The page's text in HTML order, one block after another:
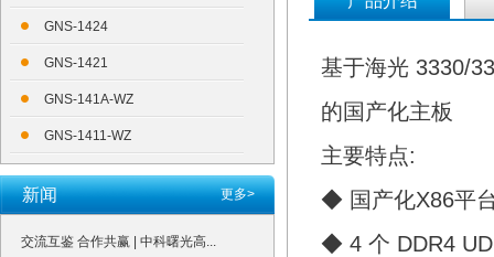
GNS-1424
GNS-1421
GNS-141A-WZ
GNS-1411-WZ
更多>
新闻
交流互鉴 合作共赢 | 中科曙光高...
基于海光 3330/
的国产化主板
主要特点:
◆ 国产化X86平
◆ 4 个 DDR4